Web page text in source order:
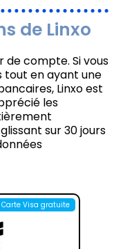
de Linxo
de compte. Si vous
tout en ayant une
Linxo est
les
sur 30 jours
Carte Visa gratuite